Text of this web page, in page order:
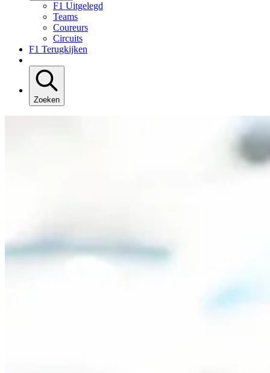
F1 Uitgelegd
Teams
Coureurs
Circuits
F1 Terugkijken
Zoeken